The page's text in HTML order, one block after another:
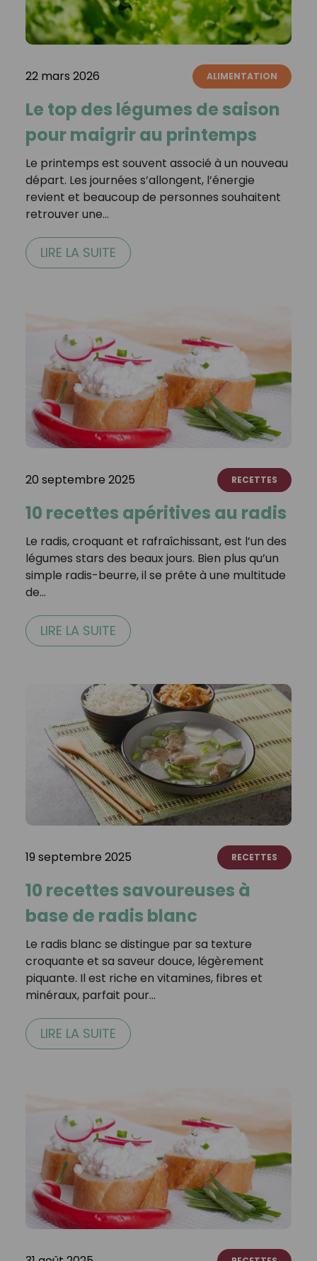
22 mars 2026 ALIMENTATION
Le top des légumes de saison
pour maigrir au printemps
Le printemps est souvent associé à un nouveau
départ. Les journées s’allongent, l’énergie
revient et beaucoup de personnes souhaitent
retrouver une…
LIRE LA SUITE
20 septembre 2025 RECETTES
10 recettes apéritives au radis
Le radis, croquant et rafraîchissant, est l’un des
légumes stars des beaux jours. Bien plus qu’un
simple radis-beurre, il se prête à une multitude
de…
LIRE LA SUITE
19 septembre 2025 RECETTES
10 recettes savoureuses à
base de radis blanc
Le radis blanc se distingue par sa texture
croquante et sa saveur douce, légèrement
piquante. Il est riche en vitamines, fibres et
minéraux, parfait pour…
LIRE LA SUITE